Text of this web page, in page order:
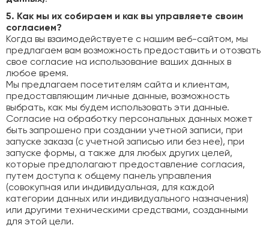
5. Как мы их собираем и как вы управляете своим
согласием?
Когда вы взаимодействуете с нашим веб-сайтом, мы
предлагаем вам возможность предоставить и отозвать
свое согласие на использование ваших данных в
любое время.
Мы предлагаем посетителям сайта и клиентам,
предоставляющим личные данные, возможность
выбрать, как мы будем использовать эти данные.
Согласие на обработку персональных данных может
быть запрошено при создании учетной записи, при
запуске заказа (с учетной записью или без нее), при
запуске формы, а также для любых других целей,
которые предполагают предоставление согласия,
путем доступа к общему панель управления
(совокупная или индивидуальная, для каждой
категории данных или индивидуального назначения)
или другими техническими средствами, созданными
для этой цели.